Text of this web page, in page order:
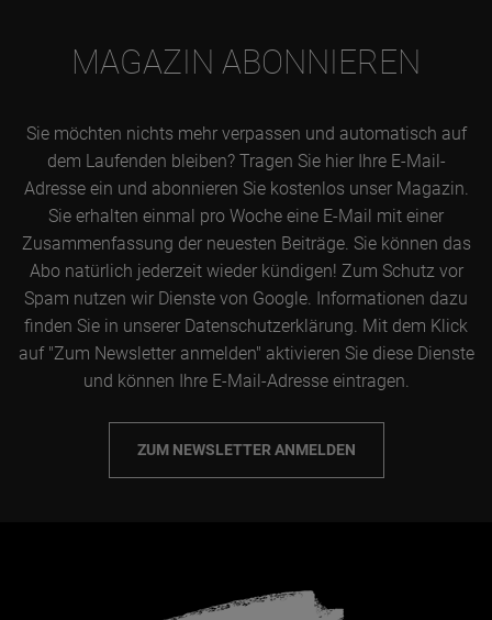
MAGAZIN ABONNIEREN
Sie möchten nichts mehr verpassen und automatisch auf
dem Laufenden bleiben? Tragen Sie hier Ihre E-Mail-
Adresse ein und abonnieren Sie kostenlos unser Magazin.
Sie erhalten einmal pro Woche eine E-Mail mit einer
Zusammenfassung der neuesten Beiträge. Sie können das
Abo natürlich jederzeit wieder kündigen! Zum Schutz vor
Spam nutzen wir Dienste von Google. Informationen dazu
finden Sie in unserer Datenschutzerklärung. Mit dem Klick
auf "Zum Newsletter anmelden" aktivieren Sie diese Dienste
und können Ihre E-Mail-Adresse eintragen.
ZUM NEWSLETTER ANMELDEN